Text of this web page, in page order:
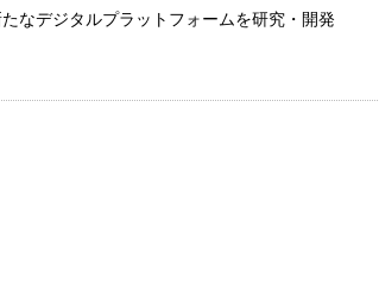
なデジタルプラットフォームを研究・開発